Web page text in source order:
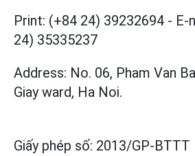
Print: (+84 24) 39232694 - E-
24) 35335237
Address: No. 06, Pham Van
Giay ward, Ha Noi.
Giấy phép số: 2013/GP-BTTT